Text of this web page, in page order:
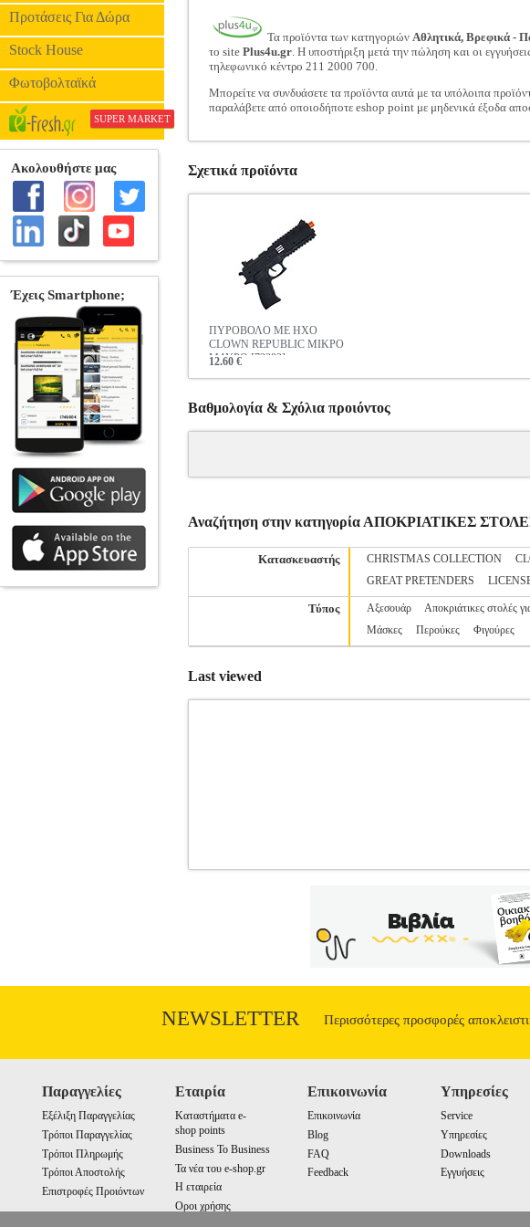
Προτάσεις Για Δώρα
Stock House
Φωτοβολταϊκά
SUPER MARKET
Τα προϊόντα των κατηγοριών Αθλητικά, Βρεφικά -
το site Plus4u.gr. Η υποστήριξη μετά την πώληση και οι
τηλεφωνικό κέντρο 211 2000 700.
Μπορείτε να συνδυάσετε τα προϊόντα αυτά με τα υπόλοιπα
παραλάβετε από οποιοδήποτε eshop point με μηδενικά έξοδα
Σχετικά προϊόντα
ΠΥΡΟΒΟΛΟ ΜΕ ΗΧΟ
CLOWN REPUBLIC ΜΙΚΡΟ
ΜΑΥΡΟ [72382]
12.60 €
Βαθμολογία & Σχόλια προιόντος
Αναζήτηση στην κατηγορία ΑΠΟΚΡΙΑΤΙΚΕΣ
Κατασκευαστής CHRISTMAS COLLECTION
GREAT PRETENDERS
Τύπος Αξεσουάρ Αποκριάτικες στολές
Μάσκες
Περούκες Φιγούρες
Last viewed
Κατηγορία: ΑΠΟΚΡΙΑΤΙΚΕΣ
εταιρεία Clown Republic. Πλαστικό, με λειτουργίες φωτός
Προτεινόμενα αθλήματα>• Θερμοκρασία πλύσης>•
Ταξινόμηση>• Θέση Ταξινόμησης>• > Τα προϊόντα των
Shopping Greece ΑΕ σε συνεργασία με το site Plus4u.gr. Η
NEWSLETTER Περισσότερες προσφορές
Παραγγελίες
Εξέλιξη Παραγγελίας
Τρόποι Παραγγελίας
Τρόποι Πληρωμής
Τρόποι Αποστολής
Επιστροφές Προιόντων
Εταιρία
Καταστήματα e-
shop points
Business To Business
Τα νέα του e-shop.gr
Η εταιρεία
Οροι χρήσης
Επικοινωνία
Επικοινωνία
Blog
FAQ
Feedback
Υπηρεσίες
Service
Υπηρεσίες
Downloads
Εγγυήσεις